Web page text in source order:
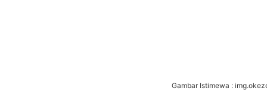
Gambar Istimewa :